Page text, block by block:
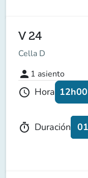
V 24
Cella D
person 1 asiento
schedule Hora 12h00
timer Duración